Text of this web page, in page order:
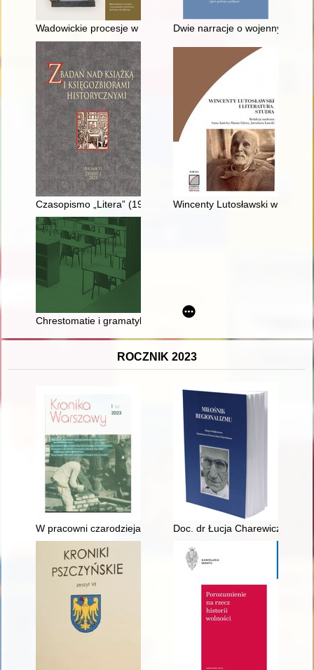
Wadowickie procesje w Polsce Ludowej (1945-1989)
Dwie narracje o wojennym
Czasopismo „Litera” (1966-1978) jako świadectwo XX-
Wincenty Lutosławski w
Chrestomatie i gramatyki do nauki języka i literatury rosyjskiej
ROCZNIK 2023
W pracowni czarodzieja : o wytwórni zabawek i wyrobów
Doc. dr Łucja Charewiczowa